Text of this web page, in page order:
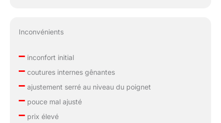
Inconvénients
–inconfort initial
–coutures internes gênantes
–ajustement serré au niveau du poignet
–pouce mal ajusté
–prix élevé